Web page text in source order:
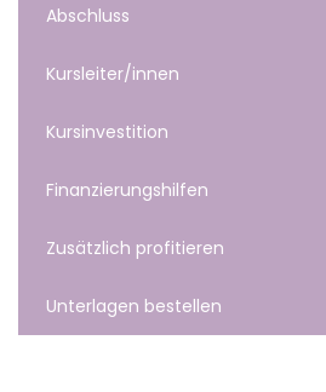
Abschluss
Kursleiter/innen
Kursinvestition
Finanzierungshilfen
Zusätzlich profitieren
Unterlagen bestellen